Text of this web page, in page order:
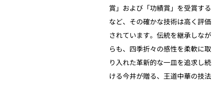
賞」および「功績賞」を受賞する
など、その確かな技術は高く評価
されています。伝統を継承しなが
らも、四季折々の感性を柔軟に取
り入れた革新的な一皿を追求し続
ける今井が贈る、王道中華の技法